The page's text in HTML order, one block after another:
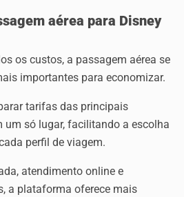
aérea para Disney
os custos, a passagem aérea se
importantes para economizar.
tarifas das principais
um só lugar, facilitando a escolha
perfil de viagem.
atendimento online e
a plataforma oferece mais